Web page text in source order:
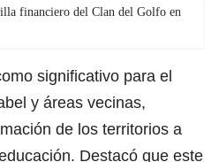
financiero del Clan del Golfo en
significativo para el
y áreas vecinas,
de los territorios a
Destacó que este